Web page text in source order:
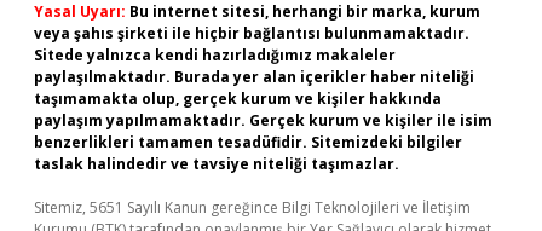
Yasal Uyarı: Bu internet sitesi, herhangi bir marka, kurum
veya şahıs şirketi ile hiçbir bağlantısı bulunmamaktadır.
Sitede yalnızca kendi hazırladığımız makaleler
paylaşılmaktadır. Burada yer alan içerikler haber niteliği
taşımamakta olup, gerçek kurum ve kişiler hakkında
paylaşım yapılmamaktadır. Gerçek kurum ve kişiler ile isim
benzerlikleri tamamen tesadüfidir. Sitemizdeki bilgiler
taslak halindedir ve tavsiye niteliği taşımazlar.
Sitemiz, 5651 Sayılı Kanun gereğince Bilgi Teknolojileri ve İletişim